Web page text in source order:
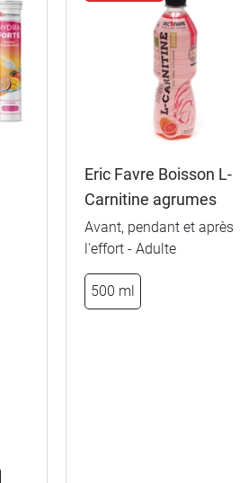
5,89 €
Citron 5,89 €
Pêche 5,89 €
Mangue passion
Eric Favre Boisson L-
Carnitine agrumes
Avant, pendant et après
l'effort - Adulte
500 ml